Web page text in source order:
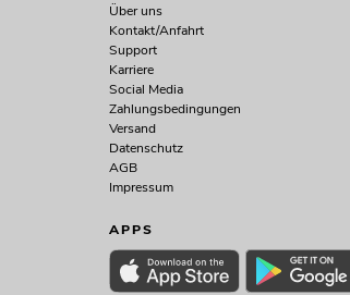
Über uns
Kontakt/Anfahrt
Support
Karriere
Social Media
Zahlungsbedingungen
Versand
Datenschutz
AGB
Impressum
APPS